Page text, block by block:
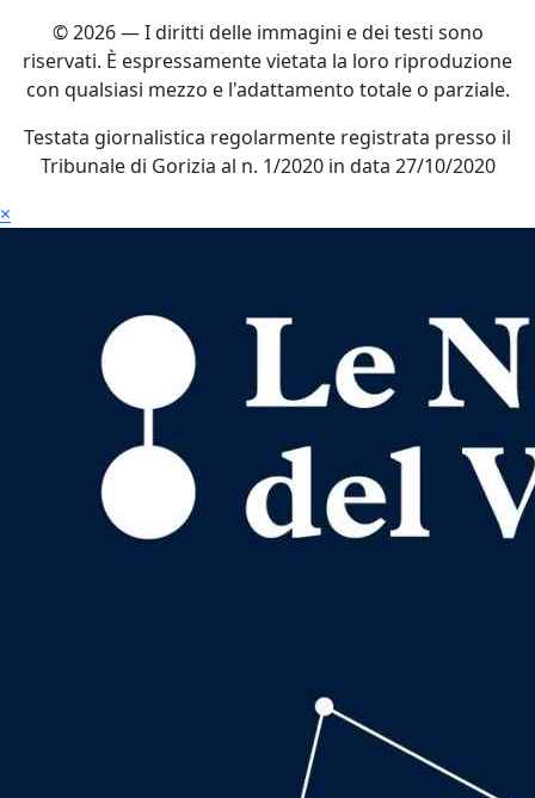
© 2026 — I diritti delle immagini e dei testi sono
riservati. È espressamente vietata la loro riproduzione
con qualsiasi mezzo e l'adattamento totale o parziale.
Testata giornalistica regolarmente registrata presso il
Tribunale di Gorizia al n. 1/2020 in data 27/10/2020
×